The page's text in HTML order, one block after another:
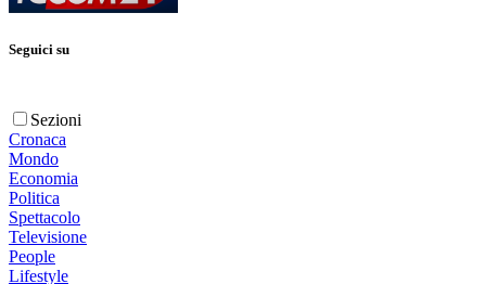
Seguici su
Sezioni
Cronaca
Mondo
Economia
Politica
Spettacolo
Televisione
People
Lifestyle